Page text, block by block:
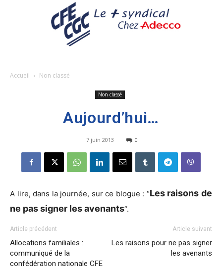
Accueil Non classé
Non classé
Aujourd’hui…
7 juin 2013 0
A lire, dans la journée, sur ce blogue : “Les raisons de
ne pas signer les avenants“.
Article précédent
Allocations familiales :
communiqué de la
confédération nationale CFE
Article suivant
Les raisons pour ne pas signer
les avenants